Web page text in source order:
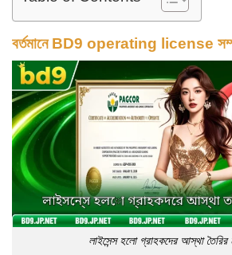
বর্তমানে BD9 operating license
লাইসেন্স হলো গ্রাহকদের আস্থা